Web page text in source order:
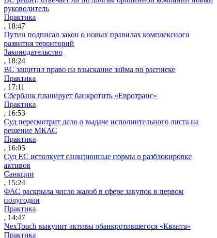
руководитель
Практика
, 18:47
Путин подписал закон о новых правилах комплексного
развития территорий
Законодательство
, 18:24
ВС защитил право на взыскание займа по расписке
Практика
, 17:11
Сбербанк планирует банкротить «Евротранс»
Практика
, 16:53
Суд пересмотрит дело о выдаче исполнительного листа на
решение МКАС
Практика
, 16:05
Суд ЕС истолкует санкционные нормы о разблокировке
активов
Санкции
, 15:24
ФАС раскрыла число жалоб в сфере закупок в первом
полугодии
Практика
, 14:47
NexTouch выкупит активы обанкротившегося «Кванта»
Практика